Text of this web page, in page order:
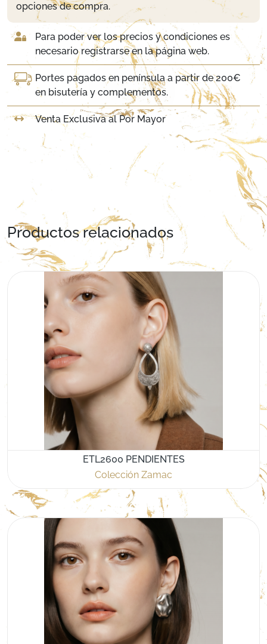
opciones de compra.
Para poder ver los precios y condiciones es
necesario registrarse en la página web.
Portes pagados en península a partir de 200€
en bisutería y complementos.
Venta Exclusiva al Por Mayor
Productos relacionados
ETL2600 PENDIENTES
Colección Zamac